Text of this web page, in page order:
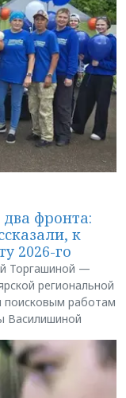
фронта:
к
2026-го
Торгашиной —
региональной
поисковым работам
Василишиной